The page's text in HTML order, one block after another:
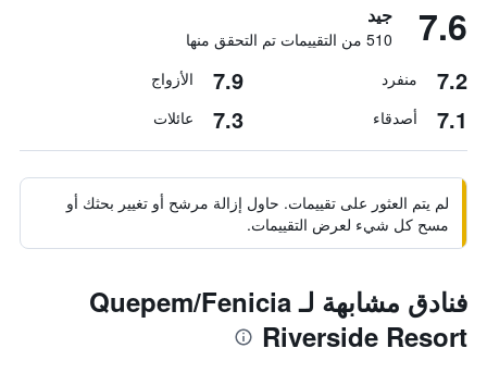
7.6 جيد
510 من التقييمات تم التحقق منها
7.2 منفرد 7.9 الأزواج
7.1 أصدقاء 7.3 عائلات
لم يتم العثور على تقييمات. حاول إزالة مرشح أو تغيير بحثك أو
مسح كل شيء لعرض التقييمات.
فنادق مشابهة لـ Quepem/Fenicia
Riverside Resort